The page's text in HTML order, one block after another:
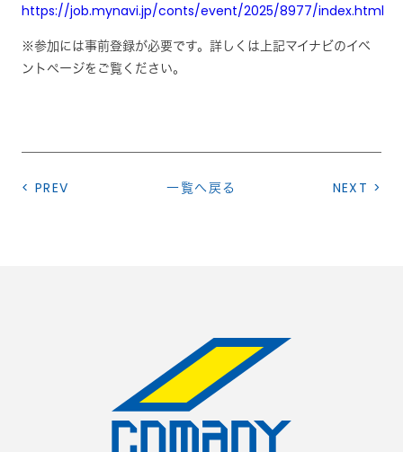
https://job.mynavi.jp/conts/event/2025/8977/index.html
※参加には事前登録が必要です。詳しくは上記マイナビのイベ
ントページをご覧ください。
< PREV 一覧へ戻る NEXT >